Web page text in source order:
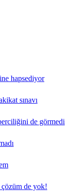
hapsediyor
sınavı
de görmedi
çözüm de yok!